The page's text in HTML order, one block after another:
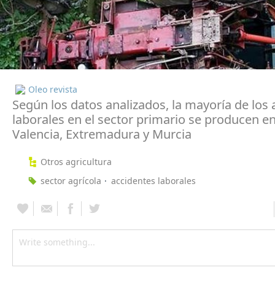
Oleo revista
Según los datos analizados, la mayoría de los
laborales en el sector primario se producen
Valencia, Extremadura y Murcia
Otros agricultura
sector agrícola
accidentes laborales